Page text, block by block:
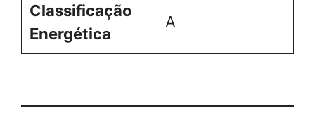
Classificação
Energética
A